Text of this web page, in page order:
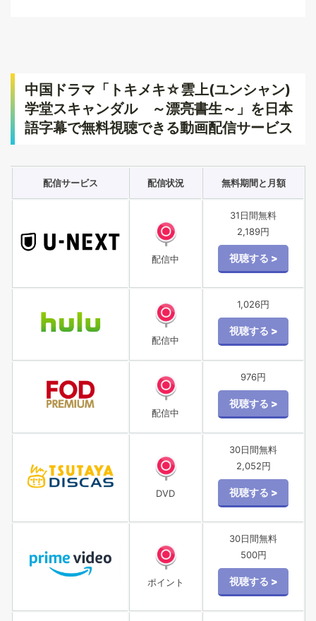
中国ドラマ「トキメキ☆雲上(ユンシャン)
学堂スキャンダル ～漂亮書生～」を日本
語字幕で無料視聴できる動画配信サービス
配信サービス 配信状況 無料期間と月額
配信中
31日間無料
2,189円
配信中
1,026円
配信中
976円
DVD
30日間無料
2,052円
ポイント
30日間無料
500円